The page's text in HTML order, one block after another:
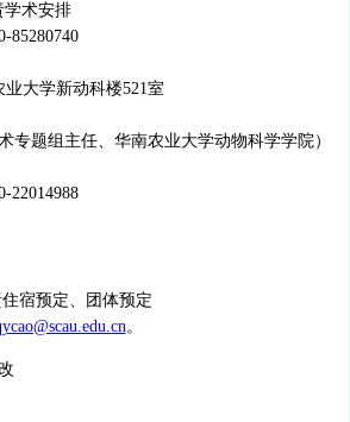
学术安排
85280740
大学新动科楼521室
题组主任、华南农业大学动物科学学院）
22014988
宿预定、团体预定
。